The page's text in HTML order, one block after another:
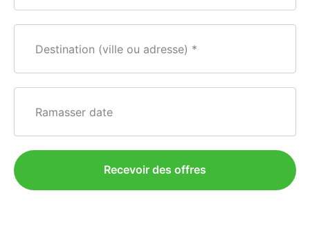
Destination (ville ou adresse)
Ramasser date
Recevoir des offres